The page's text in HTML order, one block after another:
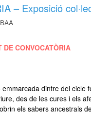
– Exposició
DE CONVOCATÒRIA
dintre del cicle
des de les cures i els
els sabers ancestrals